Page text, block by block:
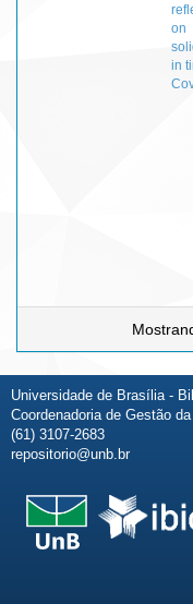
on
in
Universidade de Brasília -
Coordenadoria de Gestão
(61) 3107-2683
repositorio@unb.br